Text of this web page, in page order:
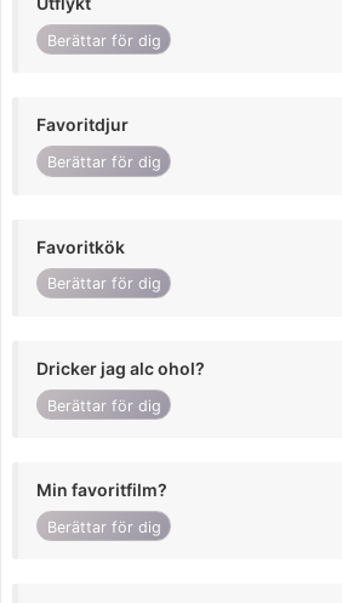
Berättar för dig
Favoritdjur
Berättar för dig
Favoritkök
Berättar för dig
Dricker jag alc ohol?
Berättar för dig
Min favoritfilm?
Berättar för dig